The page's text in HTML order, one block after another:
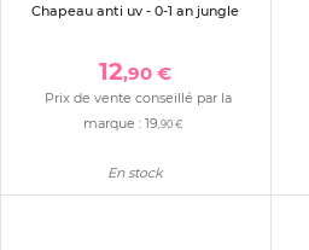
Chapeau anti uv - 0-1 an jungle
12,90 €
Prix de vente conseillé par la
marque : 19 ,90 €
En stock